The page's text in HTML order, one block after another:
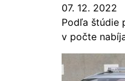
07. 12. 2022
Podľa štúdie
v počte